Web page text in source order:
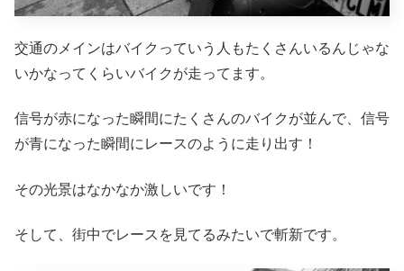
交通のメインはバイクっていう人もたくさんいるんじゃな
いかなってくらいバイクが走ってます。
信号が赤になった瞬間にたくさんのバイクが並んで、信号
が青になった瞬間にレースのように走り出す！
その光景はなかなか激しいです！
そして、街中でレースを見てるみたいで斬新です。